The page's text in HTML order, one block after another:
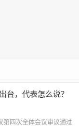
台，代表怎么说？
第四次全体会议审议通过